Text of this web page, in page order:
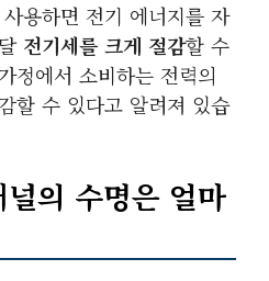
용하면 전기 에너지를 자
전기세를 크게 절감할 수
정에서 소비하는 전력의
할 수 있다고 알려져 있습
의 수명은 얼마